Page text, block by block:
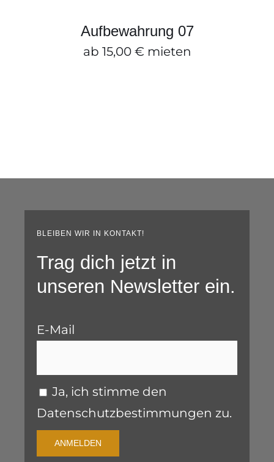
Aufbewahrung 07
ab 15,00 € mieten
BLEIBEN WIR IN KONTAKT!
Trag dich jetzt in
unseren Newsletter ein.
E-Mail
Ja, ich stimme den
Datenschutzbestimmungen zu.
ANMELDEN